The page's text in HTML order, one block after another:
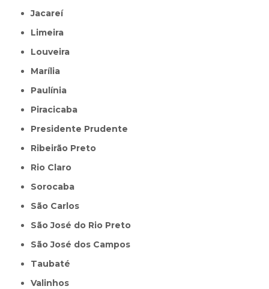
Jacareí
Limeira
Louveira
Marília
Paulínia
Piracicaba
Presidente Prudente
Ribeirão Preto
Rio Claro
Sorocaba
São Carlos
São José do Rio Preto
São José dos Campos
Taubaté
Valinhos